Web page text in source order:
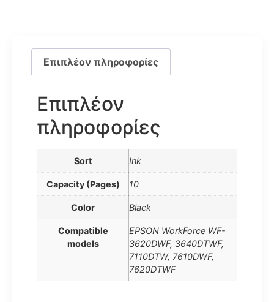
Επιπλέον πληροφορίες
Επιπλέον
πληροφορίες
Sort Ink
Capacity (Pages) 10
Color Black
Compatible
models
EPSON WorkForce WF-
3620DWF, 3640DTWF,
7110DTW, 7610DWF,
7620DTWF